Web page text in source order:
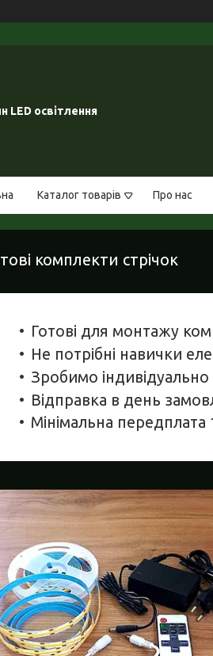
LED освітлення
Каталог товарів Про нас
комплекти стрічок
Готові для монтажу
Не потрібні навички
Зробимо індивідуально
Відправка в день
Мінімальна передплата